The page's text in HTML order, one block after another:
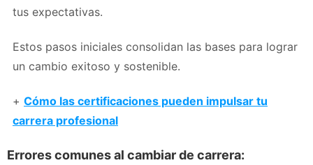
tus expectativas.
Estos pasos iniciales consolidan las bases para lograr
un cambio exitoso y sostenible.
+ Cómo las certificaciones pueden impulsar tu
carrera profesional
Errores comunes al cambiar de carrera: